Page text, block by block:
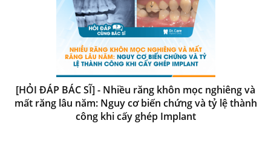
[HỎI ĐÁP BÁC SĨ] - Nhiều răng khôn mọc nghiêng và
mất răng lâu năm: Nguy cơ biến chứng và tỷ lệ thành
công khi cấy ghép Implant